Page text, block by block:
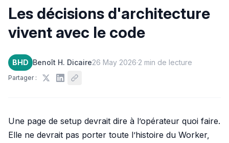
Les décisions d'architecture
vivent avec le code
BHD Benoît H. Dicaire26 May 2026·2 min de lecture
Partager :
Une page de setup devrait dire à l’opérateur quoi faire.
Elle ne devrait pas porter toute l’histoire du Worker,